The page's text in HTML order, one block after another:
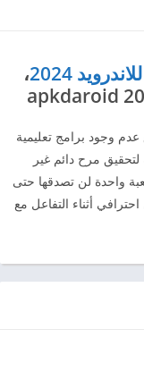
2024
،
وجود برامج تعليمية
مرح دائم غير
واحدة لن تصدقها حتى
أثناء التفاعل مع